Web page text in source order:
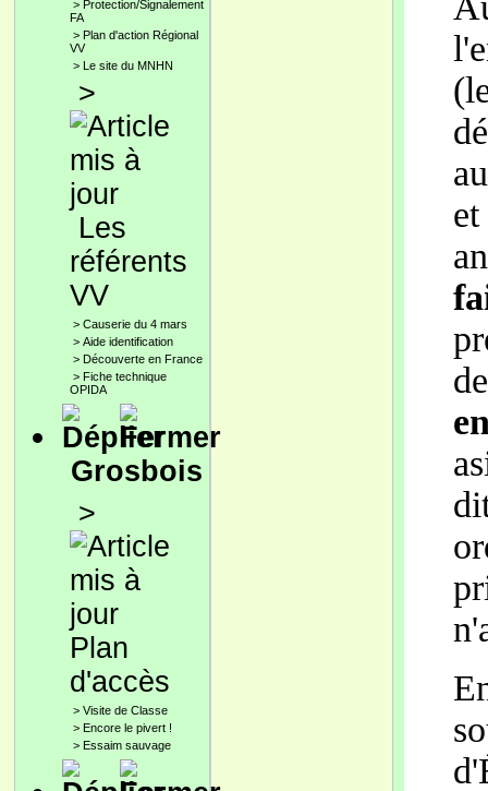
> Protection/Signalement
FA
> Plan d'action Régional
VV
> Le site du MNHN
>
Les
référents
VV
> Causerie du 4 mars
> Aide identification
> Découverte en France
> Fiche technique
OPIDA
Grosbois
>
Plan
d'accès
> Visite de Classe
> Encore le pivert !
> Essaim sauvage